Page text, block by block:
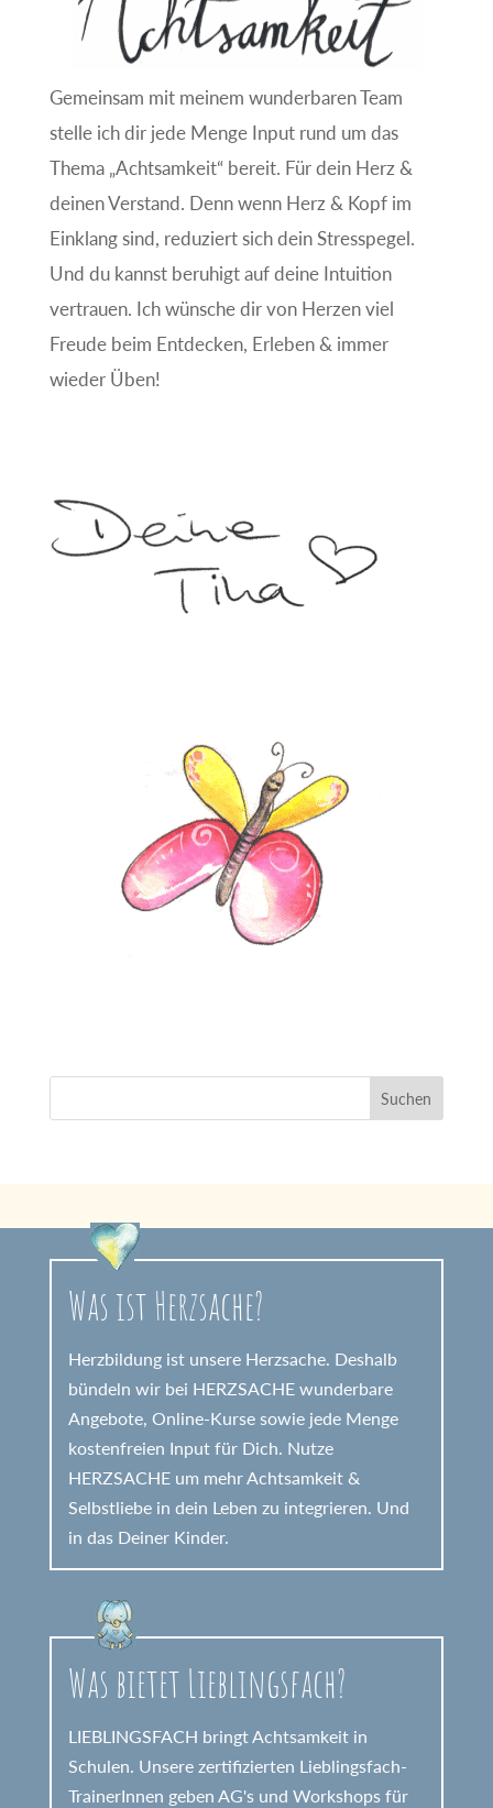
Gemeinsam mit meinem wunderbaren Team
stelle ich dir jede Menge Input rund um das
Thema „Achtsamkeit“ bereit. Für dein Herz &
deinen Verstand. Denn wenn Herz & Kopf im
Einklang sind, reduziert sich dein Stresspegel.
Und du kannst beruhigt auf deine Intuition
vertrauen. Ich wünsche dir von Herzen viel
Freude beim Entdecken, Erleben & immer
wieder Üben!
Was ist Herzsache?
Herzbildung ist unsere Herzsache. Deshalb
bündeln wir bei HERZSACHE wunderbare
Angebote, Online-Kurse sowie jede Menge
kostenfreien Input für Dich. Nutze
HERZSACHE um mehr Achtsamkeit &
Selbstliebe in dein Leben zu integrieren. Und
in das Deiner Kinder.
Was bietet Lieblingsfach?
LIEBLINGSFACH bringt Achtsamkeit in
Schulen. Unsere zertifizierten Lieblingsfach-
TrainerInnen geben AG's und Workshops für